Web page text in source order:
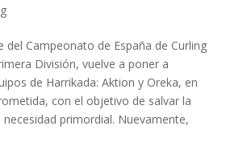
del Campeonato de España de Curling
División, vuelve a poner a
de Harrikada: Aktion y Oreka, en
con el objetivo de salvar la
primordial. Nuevamente,